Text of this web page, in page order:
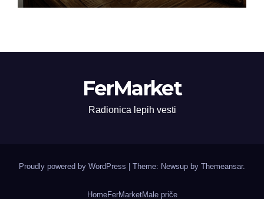
FerMarket
Radionica lepih vesti
Proudly powered by WordPress | Theme: Newsup by Themeansar.
HomeFerMarketMale priče